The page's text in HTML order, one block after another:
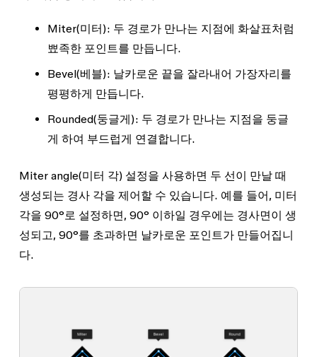
Miter(미터): 두 경로가 만나는 지점에 화살표처럼
뾰족한 포인트를 만듭니다.
Bevel(베블): 날카로운 끝을 잘라내어 가장자리를
평평하게 만듭니다.
Rounded(둥글게): 두 경로가 만나는 지점을 둥글
게 하여 부드럽게 연결합니다.
Miter angle(미터 각) 설정을 사용하면 두 선이 만날 때
생성되는 경사 각을 제어할 수 있습니다. 예를 들어, 미터
각을 90°로 설정하면, 90° 이하일 경우에는 경사면이 생
성되고, 90°를 초과하면 날카로운 포인트가 만들어집니
다.